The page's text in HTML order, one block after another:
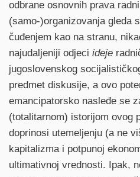
odbrane osnovnih prava
(samo-)organizovanja gleda
čuđenjem kao na stranu,
najudaljeniji odjeci ideje
jugoslovenskog
predmet diskusije, a ovo
emancipatorsko nasleđe se
(totalitarnom) istorijom ovog
doprinosi utemeljenju (a ne
kapitalizma i potpunoj
ultimativnoj vrednosti. Ipak,